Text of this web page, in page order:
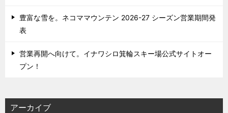
豊富な雪を。ネコママウンテン 2026-27 シーズン営業期間発
表
営業再開へ向けて。イナワシロ箕輪スキー場公式サイトオー
プン！
アーカイブ